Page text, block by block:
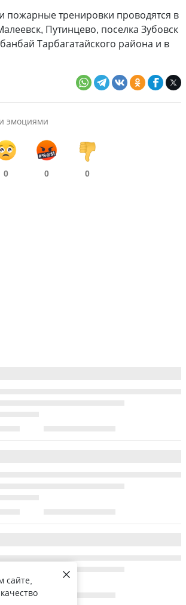
пожарные тренировки проводятся в
Путинцево, поселка Зубовск
Тарбагатайского района и в
эмоциями
0 0 0
сайте,